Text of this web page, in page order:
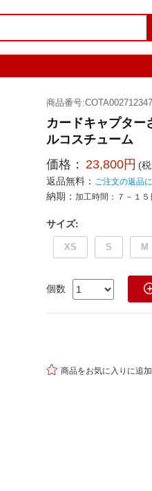
商品番号
カードキャプター
ルコスチューム
価格： 23,800円 (
返品無料： ご注文の返品
納期： 加工時間：７－１
サイズ:
XS S M
個数
 商品をお気に入りに追加